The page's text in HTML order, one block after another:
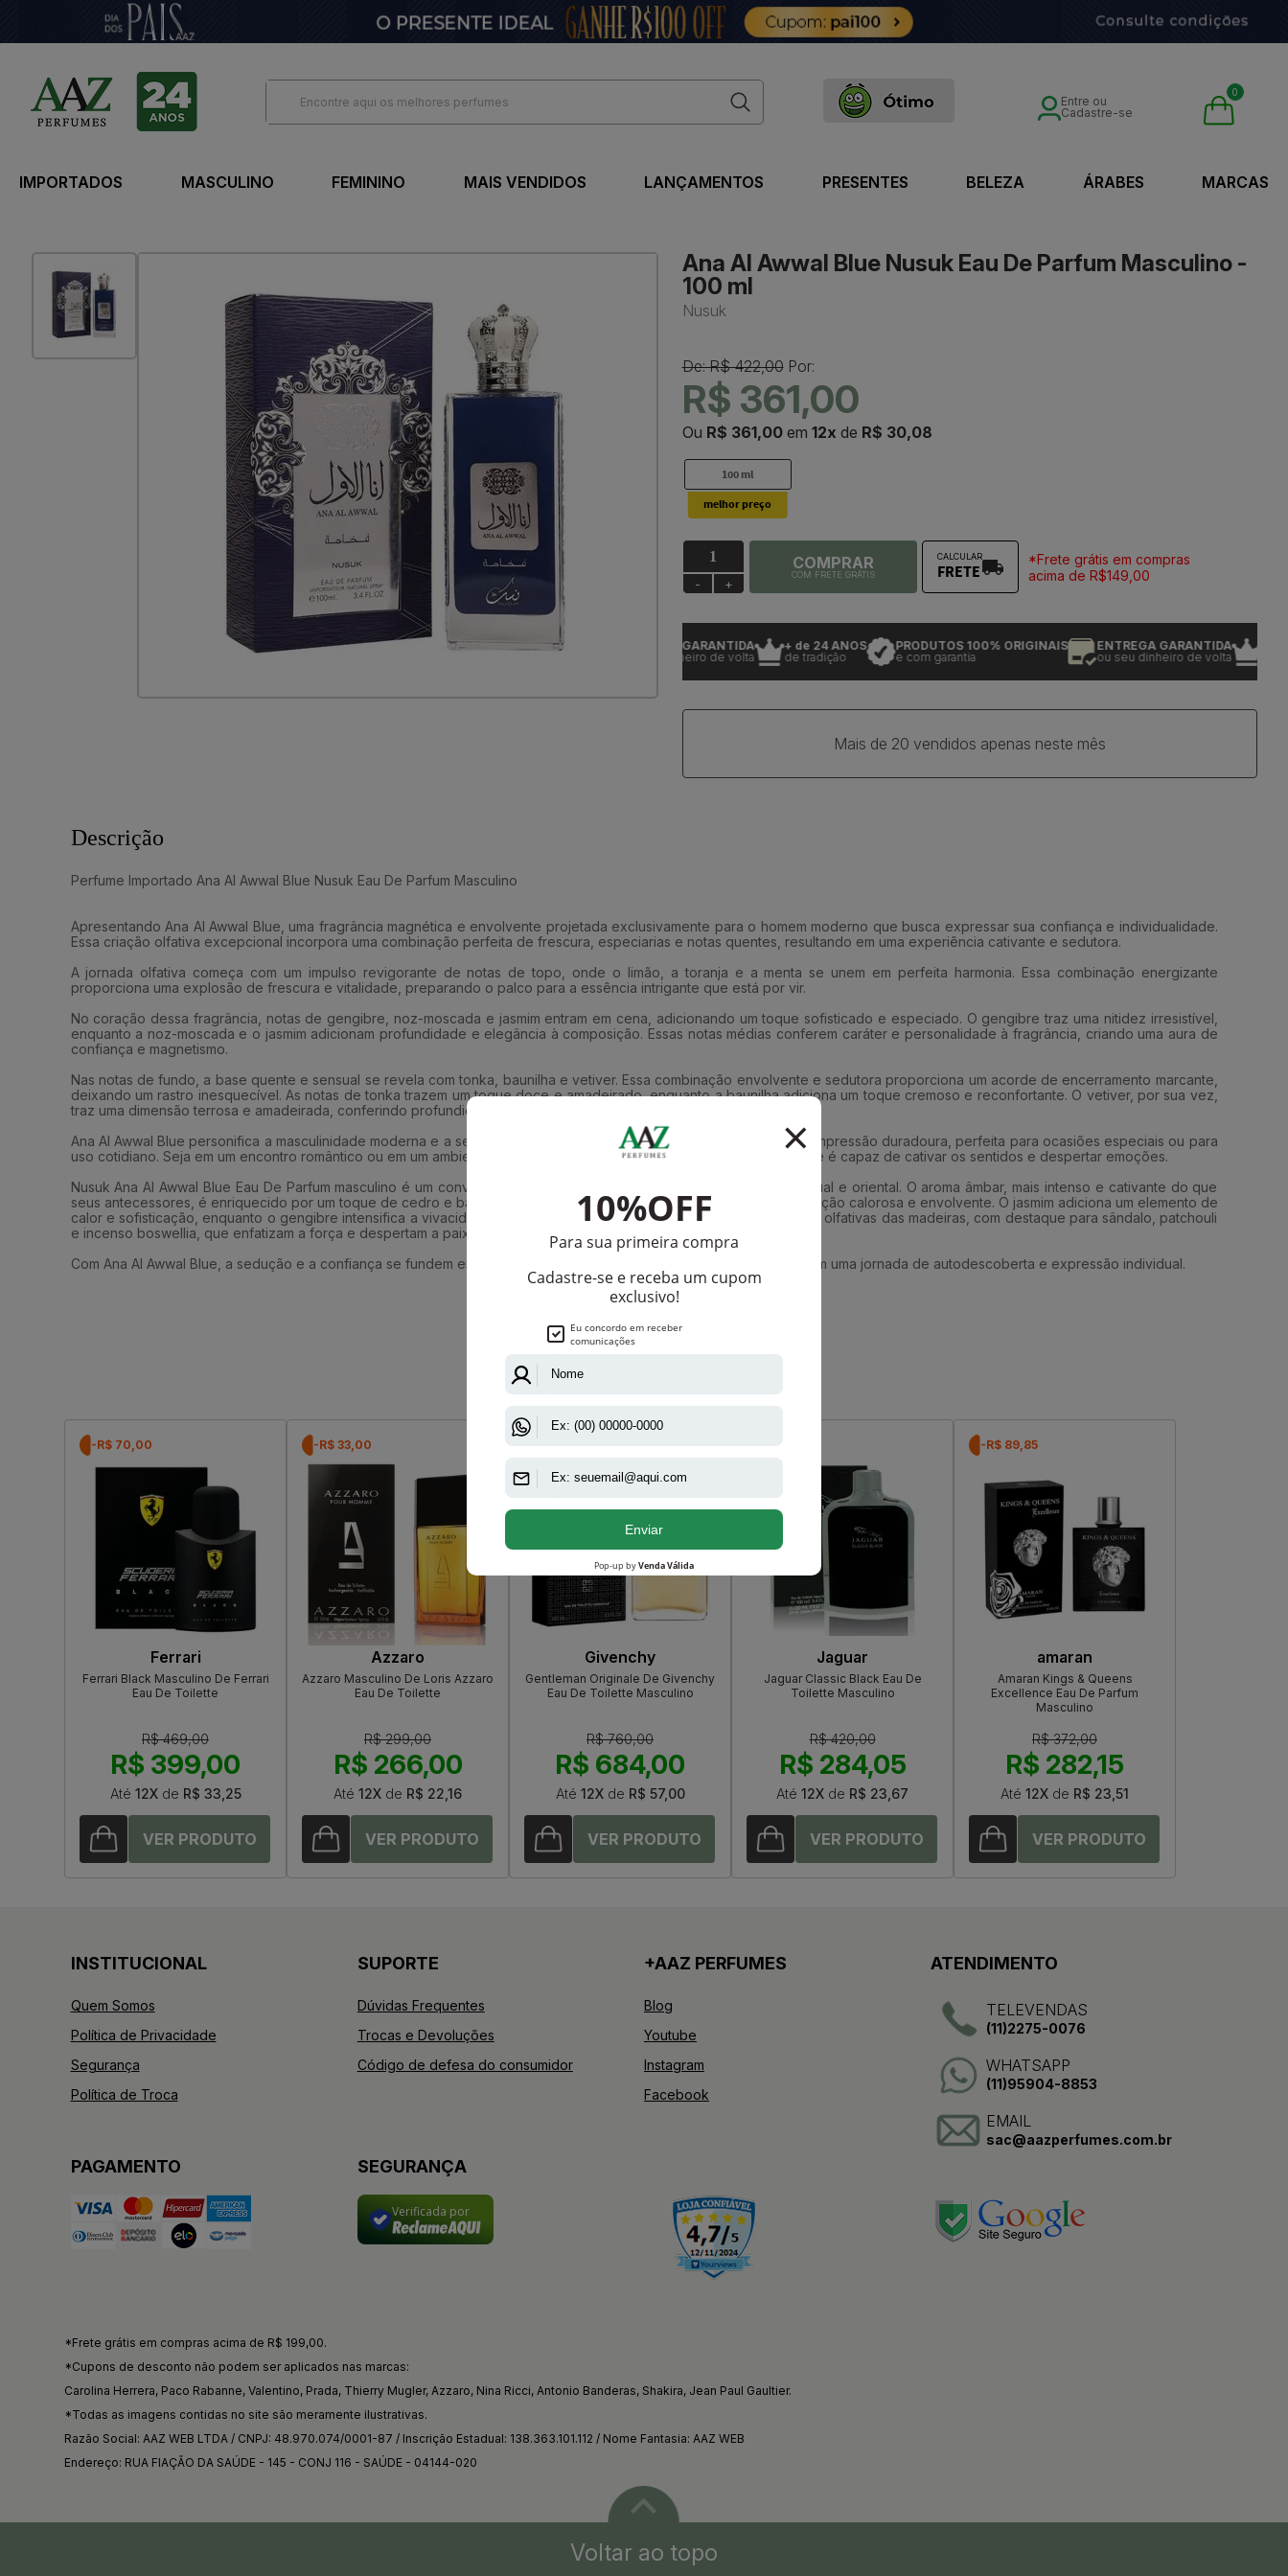
Entre ou
Cadastre-se
0
IMPORTADOS MASCULINO FEMININO MAIS VENDIDOS LANÇAMENTOS PRESENTES BELEZA ÁRABES MARCAS
Ana Al Awwal Blue Nusuk Eau De Parfum Masculino -
100 ml
Nusuk
De: R$ 422,00Por:
R$ 361,00
Ou R$ 361,00em 12x de R$ 30,08
100 ml
- +
COMPRAR
COM FRETE GRÁTIS
CALCULAR
FRETE
*Frete grátis em compras
acima de R$149,00
PRODUTOS 100% ORIGINAIS
ENTREGA GARANTIDA
ou seu dinheiro de volta
+ de 24 ANOS
de tradição
PRODUTOS 100% ORIGINAIS
e com garantia
ENTREGA GARANTIDA
ou seu dinheiro de volta
+ de 24
de
Mais de 20 vendidos apenas neste mês
Descrição
Perfume Importado Ana Al Awwal Blue Nusuk Eau De Parfum Masculino
Apresentando Ana Al Awwal Blue, uma fragrância magnética e envolvente projetada exclusivamente para o homem moderno que busca expressar sua confiança e individualidade.
Essa criação olfativa excepcional incorpora uma combinação perfeita de frescura, especiarias e notas quentes, resultando em uma experiência cativante e sedutora.
A jornada olfativa começa com um impulso revigorante de notas de topo, onde o limão, a toranja e a menta se unem em perfeita harmonia. Essa combinação energizante
proporciona uma explosão de frescura e vitalidade, preparando o palco para a essência intrigante que está por vir.
No coração dessa fragrância, notas de gengibre, noz-moscada e jasmim entram em cena, adicionando um toque sofisticado e especiado. O gengibre traz uma nitidez irresistível,
enquanto a noz-moscada e o jasmim adicionam profundidade e elegância à composição. Essas notas médias conferem caráter e personalidade à fragrância, criando uma aura de
confiança e magnetismo.
Nas notas de fundo, a base quente e sensual se revela com tonka, baunilha e vetiver. Essa combinação envolvente e sedutora proporciona um acorde de encerramento marcante,
deixando um rastro inesquecível. As notas de tonka trazem um toque doce e amadeirado, enquanto a baunilha adiciona um toque cremoso e reconfortante. O vetiver, por sua vez,
traz uma dimensão terrosa e amadeirada, conferindo profundidade e masculinidade à fragrância.
Ana Al Awwal Blue personifica a masculinidade moderna e a sedução. É uma fragrância que se destaca e deixa uma impressão duradoura, perfeita para ocasiões especiais ou para
uso cotidiano. Seja em um encontro romântico ou em um ambiente profissional, essa fragrância confiante e envolvente é capaz de cativar os sentidos e despertar emoções.
Nusuk Ana Al Awwal Blue Eau De Parfum masculino é um convite à liberdade sem limites, capturando uma aura sensual e oriental. O aroma âmbar, mais intenso e cativante do que
seus antecessores, é enriquecido por um toque de cedro e bagas douradas perfumadas, proporcionando uma sensação calorosa e envolvente. O jasmim adiciona um elemento de
calor e sofisticação, enquanto o gengibre intensifica a vivacidade da toranja. O perfume é trazido à vida pelas ondas olfativas das madeiras, com destaque para sândalo, patchouli
e incenso boswellia, que enfatizam a força e despertam a paixão dessa fragrância magnética.
Com Ana Al Awwal Blue, a sedução e a confiança se fundem em uma sinfonia olfativa, convidando você a embarcar em uma jornada de autodescoberta e expressão individual.
Que viu, viu também
-R$ 70,00
Ferrari
Ferrari Black Masculino De Ferrari
Eau De Toilette
R$ 469,00
R$ 399,00
Até 12Xde R$ 33,25
-R$ 33,00
Azzaro
Azzaro Masculino De Loris Azzaro
Eau De Toilette
R$ 299,00
R$ 266,00
Até 12X de R$ 22,16
Givenchy
Gentleman Originale De Givenchy
Eau De Toilette Masculino
R$ 760,00
R$ 684,00
Até 12Xde R$ 57,00
Jaguar
Jaguar Classic Black Eau De
Toilette Masculino
R$ 420,00
R$ 284,05
Até 12X de R$ 23,67
-R$ 89,85
amaran
Amaran Kings & Queens
Excellence Eau De Parfum
Masculino
R$ 372,00
R$ 282,15
Até 12X de R$ 23,51
INSTITUCIONAL
Quem Somos
Política de Privacidade
Segurança
Política de Troca
SUPORTE
Dúvidas Frequentes
Trocas e Devoluções
Código de defesa do consumidor
+AAZ PERFUMES
Blog
Youtube
Instagram
Facebook
ATENDIMENTO
TELEVENDAS
(11)2275-0076
WHATSAPP
(11)95904-8853
EMAIL
sac@aazperfumes.com.br
PAGAMENTO SEGURANÇA
Verificada por
*Frete grátis em compras acima de R$ 199,00.
*Cupons de desconto não podem ser aplicados nas marcas:
Carolina Herrera, Paco Rabanne, Valentino, Prada, Thierry Mugler, Azzaro, Nina Ricci, Antonio Banderas, Shakira, Jean Paul Gaultier.
*Todas as imagens contidas no site são meramente ilustrativas.
Razão Social: AAZ WEB LTDA / CNPJ: 48.970.074/0001-87 / Inscrição Estadual: 138.363.101.112 / Nome Fantasia: AAZ WEB
Endereço: RUA FIAÇÃO DA SAÚDE - 145 - CONJ 116 - SAÚDE - 04144-020
Voltar ao topo